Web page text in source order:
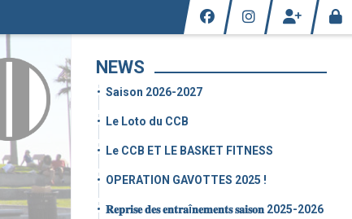
NEWS
Saison 2026-2027
Le Loto du CCB
Le CCB ET LE BASKET FITNESS
OPERATION GAVOTTES 2025 !
𝐑𝐞𝐩𝐫𝐢𝐬𝐞 𝐝𝐞𝐬 𝐞𝐧𝐭𝐫𝐚î𝐧𝐞𝐦𝐞𝐧𝐭𝐬 𝐬𝐚𝐢𝐬𝐨𝐧 2025-2026